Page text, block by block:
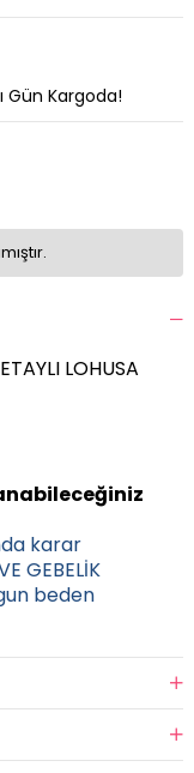
Gün Kargoda!
LOHUSA
karar
GEBELİK
beden